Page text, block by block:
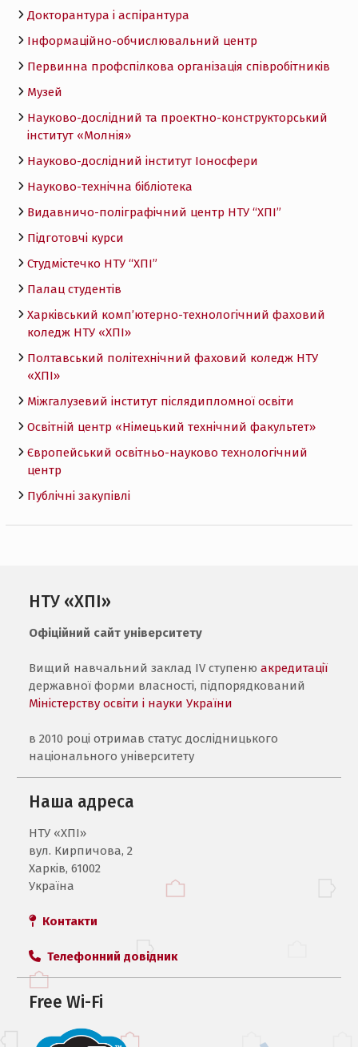
Докторантура і аспірантура
Інформаційно-обчислювальний центр
Первинна профспілкова організація співробітників
Музей
Науково-дослідний та проектно-конструкторський
інститут «Молнія»
Науково-дослідний інститут Іоносфери
Науково-технічна бібліотека
Видавничо-поліграфічний центр НТУ “ХПІ”
Підготовчі курси
Студмістечко НТУ “ХПІ”
Палац студентів
Харківський комп’ютерно-технологічний фаховий
коледж НТУ «ХПI»
Полтавський політехнічний фаховий коледж НТУ
«ХПI»
Міжгалузевий інститут післядипломної освіти
Освітній центр «Німецький технічний факультет»
Європейський освітньо-науково технологічний
центр
Публічні закупівлі
НТУ «ХПІ»
Офіційний сайт університету
Вищий навчальний заклад IV ступенюакредитації
державної форми власності, підпорядкований
Міністерству освіти і науки України
в 2010 році отримав статус дослідницького
національного університету
Наша адреса
НТУ «ХПI»
вул. Кирпичова, 2
Харків, 61002
Україна
Контакти
Телефонний довідник
Free Wi-Fi